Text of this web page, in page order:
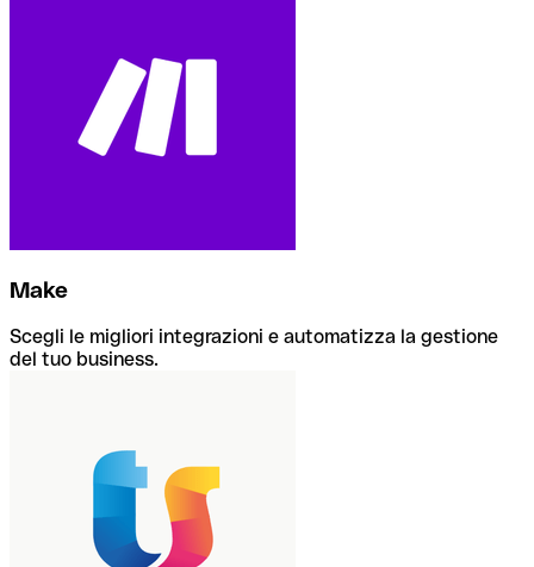
Make
Scegli le migliori integrazioni e automatizza la gestione
del tuo business.